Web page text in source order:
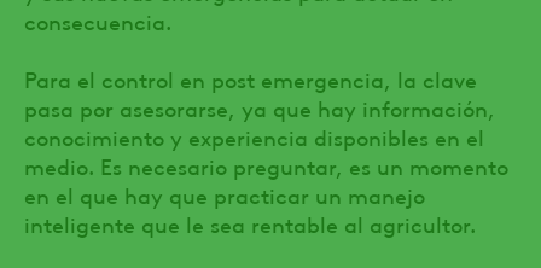
consecuencia.
Para el control en post emergencia, la clave
pasa por asesorarse, ya que hay información,
conocimiento y experiencia disponibles en el
medio. Es necesario preguntar, es un momento
en el que hay que practicar un manejo
inteligente que le sea rentable al agricultor.